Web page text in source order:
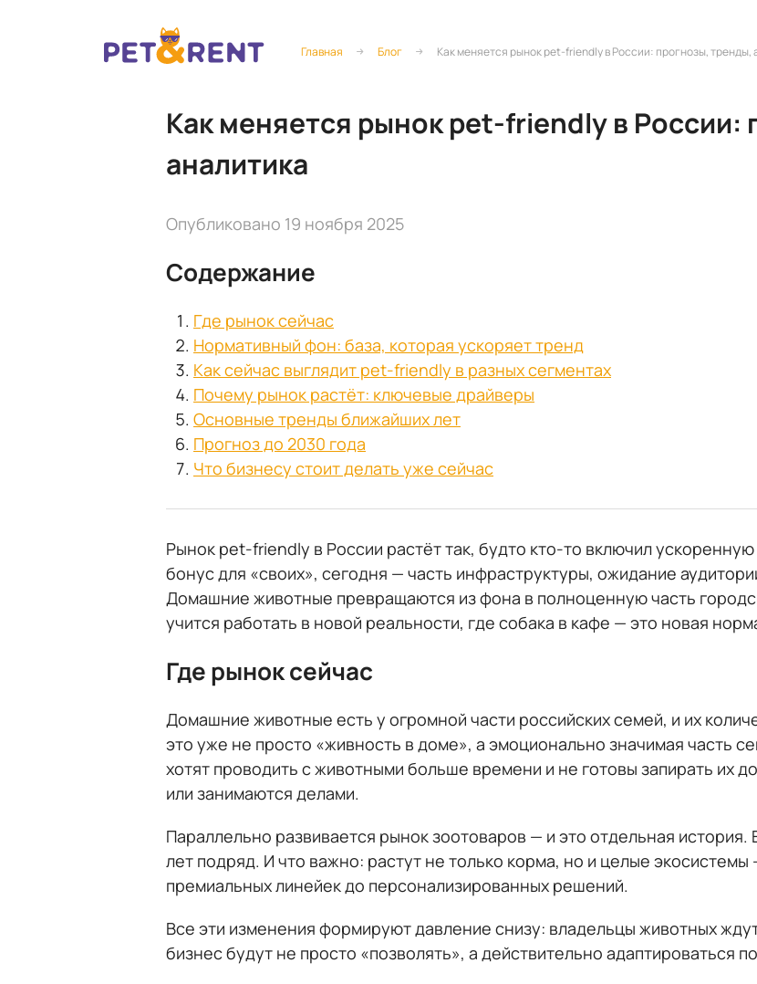
Главная Блог Как меняется рынок pet-friendly в России: прогнозы, тренды,
Как меняется рынок pet-friendly в России:
аналитика
Опубликовано 19 ноября 2025
Содержание
Где рынок сейчас
Нормативный фон: база, которая ускоряет тренд
Как сейчас выглядит pet-friendly в разных сегментах
Почему рынок растёт: ключевые драйверы
Основные тренды ближайших лет
Прогноз до 2030 года
Что бизнесу стоит делать уже сейчас
Рынок pet-friendly в России растёт так, будто кто-то включил
бонус для «своих», сегодня — часть инфраструктуры, ожидание
Домашние животные превращаются из фона в полноценную часть
учится работать в новой реальности, где собака в кафе — это новая
Где рынок сейчас
Домашние животные есть у огромной части российских семей, и их
это уже не просто «живность в доме», а эмоционально значимая часть
хотят проводить с животными больше времени и не готовы запирать их
или занимаются делами.
Параллельно развивается рынок зоотоваров — и это отдельная
лет подряд. И что важно: растут не только корма, но и целые
премиальных линейек до персонализированных решений.
Все эти изменения формируют давление снизу: владельцы животных
бизнес будут не просто «позволять», а действительно адаптироваться